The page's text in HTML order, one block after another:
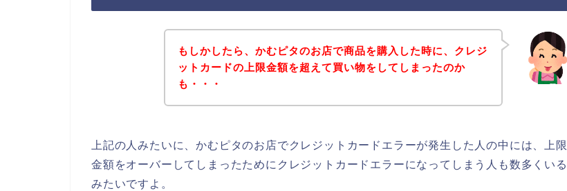
もしかしたら、かむピタのお店で商品を購入した時に、クレジ
ットカードの上限金額を超えて買い物をしてしまったのか
も・・・
上記の人みたいに、かむピタのお店でクレジットカードエラーが発生した人の中には、上限
金額をオーバーしてしまったためにクレジットカードエラーになってしまう人も数多くいる
みたいですよ。